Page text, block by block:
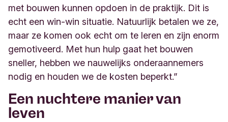
met bouwen kunnen opdoen in de praktijk. Dit is
echt een win-win situatie. Natuurlijk betalen we ze,
maar ze komen ook echt om te leren en zijn enorm
gemotiveerd. Met hun hulp gaat het bouwen
sneller, hebben we nauwelijks onderaannemers
nodig en houden we de kosten beperkt.”
Een nuchtere manier van
leven